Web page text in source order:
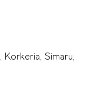
, Korkeria, Simaru,